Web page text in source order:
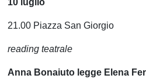
10 luglio
21.00 Piazza San Giorgio
reading teatrale
Anna Bonaiuto legge Elena